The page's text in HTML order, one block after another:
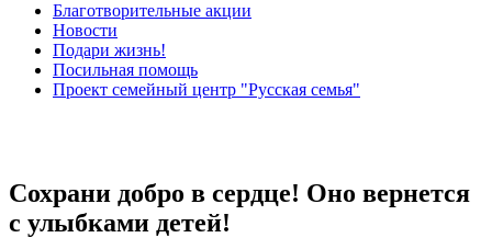
Благотворительные акции
Новости
Подари жизнь!
Посильная помощь
Проект семейный центр "Русская семья"
Сохрани добро в сердце! Оно вернется
с улыбками детей!